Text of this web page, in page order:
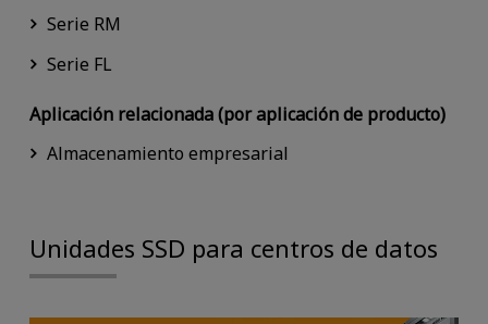
Serie RM
Serie FL
Aplicación relacionada (por aplicación de producto)
Almacenamiento empresarial
Unidades SSD para centros de datos